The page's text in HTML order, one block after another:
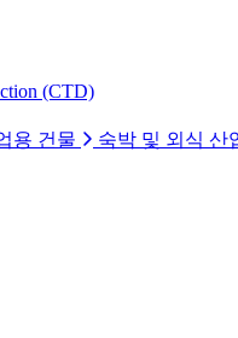
(CTD)
용 건물 숙박 및 외식 산